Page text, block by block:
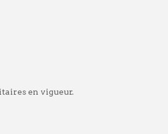
en vigueur.